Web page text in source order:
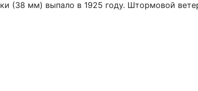
(38 мм) выпало в 1925 году. Штормовой